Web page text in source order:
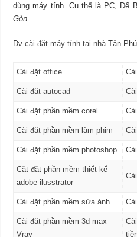
dùng máy tính. Cụ thể là PC, Để
Gòn
Dvcài đặt máy tính tại nhà Tân
Cài đặt office
Cài đặt autocad
Cài đặt phần mềm corel
Cài đặt phần mềm làm phim
Cài đặt phần mềm photoshop
Cặt đặt phần mềm thiết kế
adobe ilusstrator
Cài đặt phần mềm sửa ảnh
Cài đặt phần mềm 3d max
Vray